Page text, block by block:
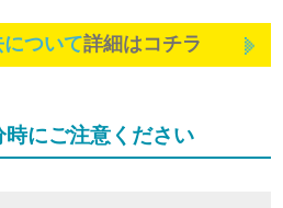
ついて詳細はコチラ
にご注意ください